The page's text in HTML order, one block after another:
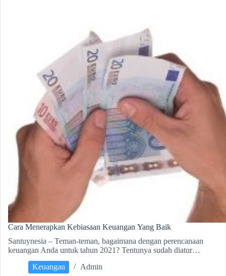
Cara Menerapkan Kebiasaan Keuangan Yang Baik
Santuynesia – Teman-teman, bagaimana dengan perencanaan
keuangan Anda untuk tahun 2021? Tentunya sudah diatur…
Keuangan
Admin